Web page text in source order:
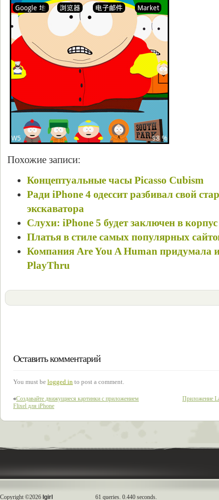
Похожие записи:
Концептуальные часы Picasso Cubism
Ради iPhone 4 одессит разбивал свой
экскаватора
Слухи: iPhone 5 будет заключен в
Платья в стиле самых популярных
Компания Are You A Human придумала
PlayThru
Оставить комментарий
You must be logged in to post a comment.
«Создавайте движущиеся картинки с приложением
Flixel для iPhone
Приложение
Copyright ©2026 Igirl 61 queries. 0.440 seconds.